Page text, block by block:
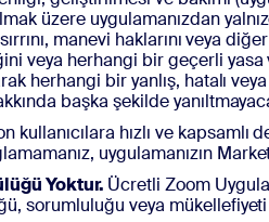
üzere uygulamanızdan
manevi haklarını veya
veya herhangi bir geçerli
bir yanlış, hatalı veya
başka şekilde
kullanıcılara hızlı ve
uygulamanızın
Yoktur. Ücretli Zoom
sorumluluğu veya mükellefiyeti